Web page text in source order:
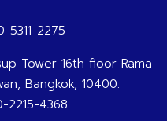
5311-2275
Tower 16th floor Rama
Bangkok, 10400.
2215-4368